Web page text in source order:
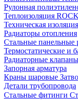
Рулонная
Теплоизоляция
Техническая
Радиаторы отопления
Стальные панельные
Термостатические и
Радиаторные
Запорная арматура
Краны шаровые
Детали трубопровода
Стальные фитинги